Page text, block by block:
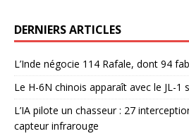
DERNIERS ARTICLES
L’Inde négocie 114 Rafale, dont 94
Le H-6N chinois apparaît avec le JL-1
L’IA pilote un chasseur : 27
capteur infrarouge